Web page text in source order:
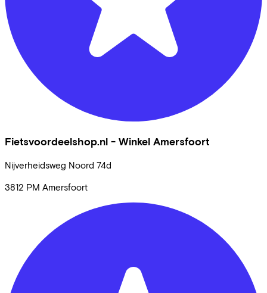
Fietsvoordeelshop.nl - Winkel Amersfoort
Nijverheidsweg Noord 74d
3812 PM Amersfoort